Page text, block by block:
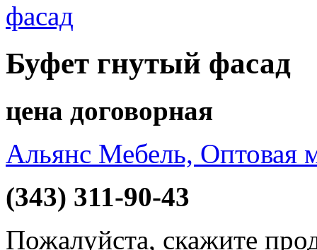
Буфет гнутый фасад
цена договорная
Альянс Мебель, Оптовая
(343) 311-90-43
Пожалуйста, скажите